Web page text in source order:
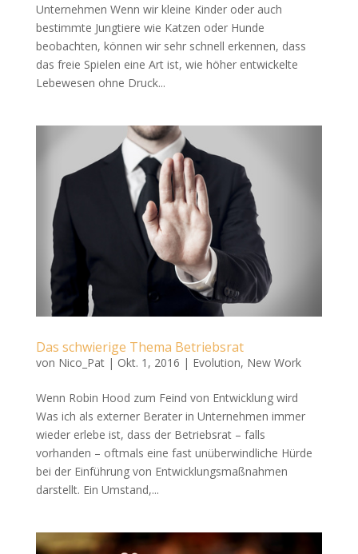
Unternehmen Wenn wir kleine Kinder oder auch
bestimmte Jungtiere wie Katzen oder Hunde
beobachten, können wir sehr schnell erkennen, dass
das freie Spielen eine Art ist, wie höher entwickelte
Lebewesen ohne Druck...
Das schwierige Thema Betriebsrat
von Nico_Pat| Okt. 1, 2016 | Evolution, New Work
Wenn Robin Hood zum Feind von Entwicklung wird
Was ich als externer Berater in Unternehmen immer
wieder erlebe ist, dass der Betriebsrat – falls
vorhanden – oftmals eine fast unüberwindliche Hürde
bei der Einführung von Entwicklungsmaßnahmen
darstellt. Ein Umstand,...